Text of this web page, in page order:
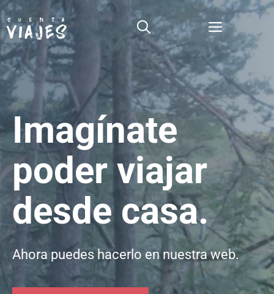
Saltar
al
contenido
Menú
Imagínate
poder viajar
desde casa.
Ahora puedes hacerlo en nuestra web.